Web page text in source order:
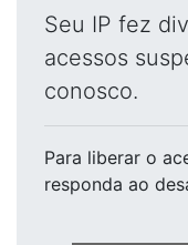
Seu IP fez
acessos
conosco.
Para liberar o
responda ao